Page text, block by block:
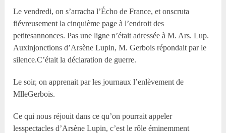
Le vendredi, on s’arracha l’Écho de France, et onscruta
fiévreusement la cinquième page à l’endroit des
petitesannonces. Pas une ligne n’était adressée à M. Ars. Lup.
Auxinjonctions d’Arsène Lupin, M. Gerbois répondait par le
silence.C’était la déclaration de guerre.
Le soir, on apprenait par les journaux l’enlèvement de
MlleGerbois.
Ce qui nous réjouit dans ce qu’on pourrait appeler
lesspectacles d’Arsène Lupin, c’est le rôle éminemment